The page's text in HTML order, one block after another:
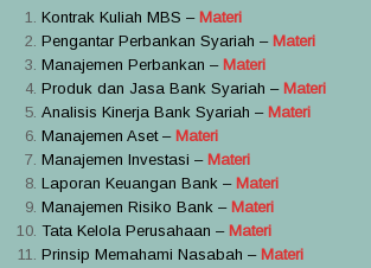
Kontrak Kuliah MBS – Materi
Pengantar Perbankan Syariah – Materi
Manajemen Perbankan – Materi
Produk dan Jasa Bank Syariah – Materi
Analisis Kinerja Bank Syariah – Materi
Manajemen Aset – Materi
Manajemen Investasi – Materi
Laporan Keuangan Bank – Materi
Manajemen Risiko Bank – Materi
Tata Kelola Perusahaan – Materi
Prinsip Memahami Nasabah – Materi